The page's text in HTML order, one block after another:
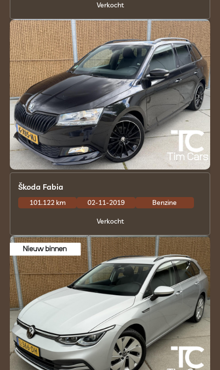
Verkocht
Škoda Fabia
101.122 km 02-11-2019 Benzine
Verkocht